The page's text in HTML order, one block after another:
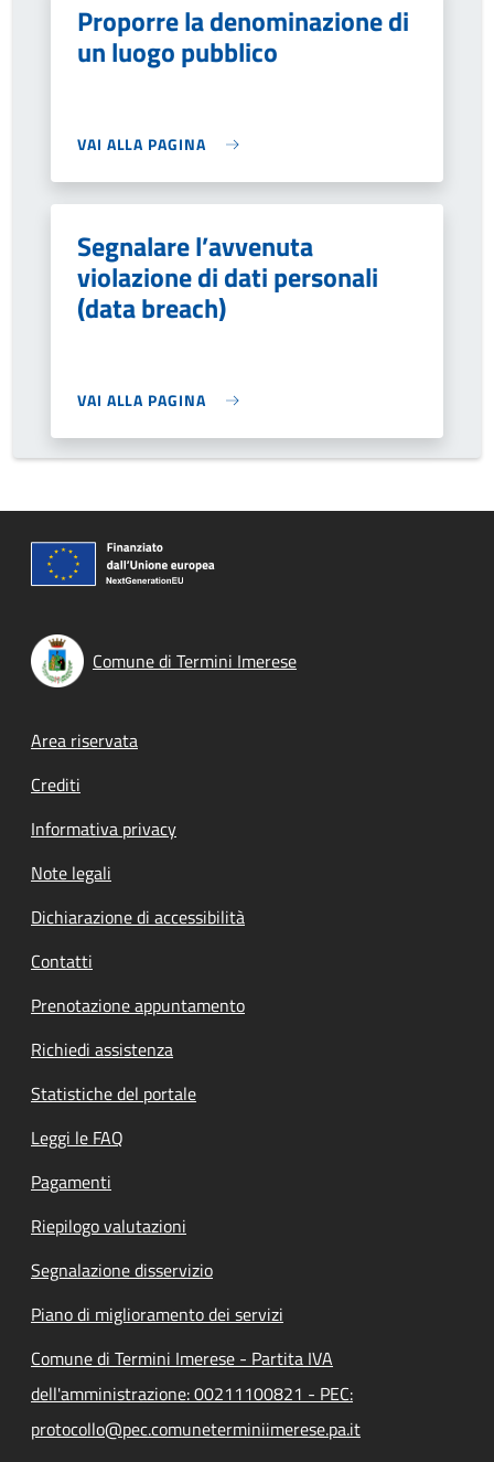
Proporre la denominazione di
un luogo pubblico
VAI ALLA PAGINA
Segnalare l’avvenuta
violazione di dati personali
(data breach)
VAI ALLA PAGINA
Comune di Termini Imerese
Footer menu
Area riservata
Crediti
Informativa privacy
Note legali
Dichiarazione di accessibilità
Contatti
Prenotazione appuntamento
Richiedi assistenza
Statistiche del portale
Leggi le FAQ
Pagamenti
Riepilogo valutazioni
Segnalazione disservizio
Piano di miglioramento dei servizi
Comune di Termini Imerese - Partita IVA
dell'amministrazione: 00211100821 - PEC:
protocollo@pec.comuneterminiimerese.pa.it